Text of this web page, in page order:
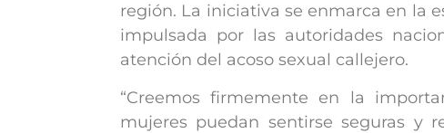
región. La iniciativa se enmarca en la
impulsada por las autoridades
atención del acoso sexual callejero.
“Creemos firmemente en la
mujeres puedan sentirse seguras y